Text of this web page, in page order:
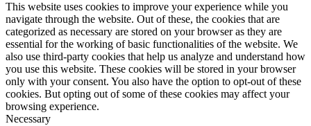
This website uses cookies to improve your experience while you
navigate through the website. Out of these, the cookies that are
categorized as necessary are stored on your browser as they are
essential for the working of basic functionalities of the website. We
also use third-party cookies that help us analyze and understand how
you use this website. These cookies will be stored in your browser
only with your consent. You also have the option to opt-out of these
cookies. But opting out of some of these cookies may affect your
browsing experience.
Necessary